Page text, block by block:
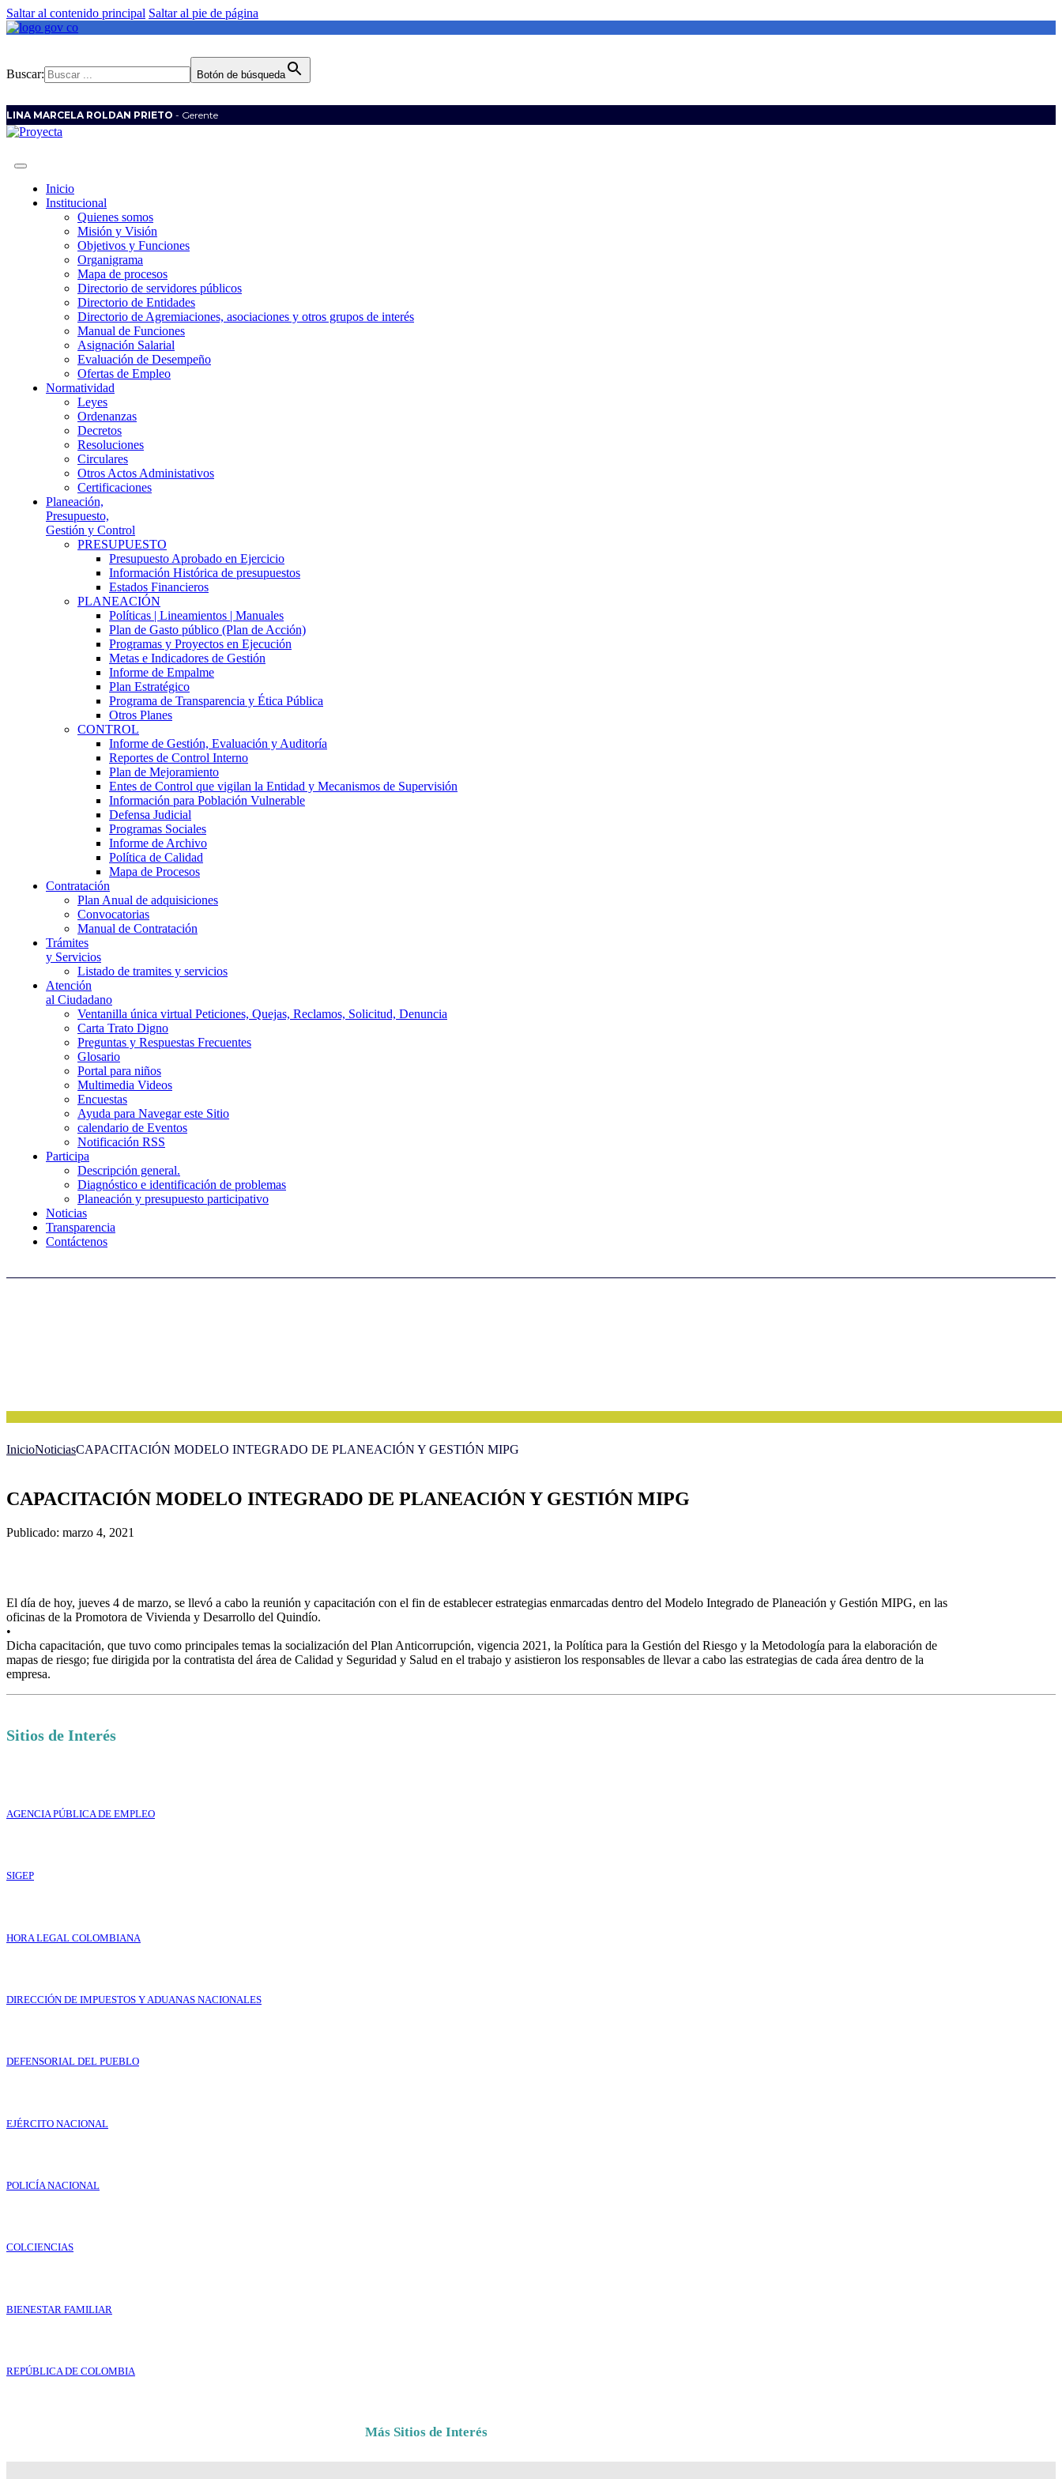
Saltar al contenido principal Saltar al pie de página
Buscar: Botón de búsqueda
LINA MARCELA ROLDAN PRIETO - Gerente
Inicio
Institucional
Quienes somos
Misión y Visión
Objetivos y Funciones
Organigrama
Mapa de procesos
Directorio de servidores públicos
Directorio de Entidades
Directorio de Agremiaciones, asociaciones y otros grupos de interés
Manual de Funciones
Asignación Salarial
Evaluación de Desempeño
Ofertas de Empleo
Normatividad
Leyes
Ordenanzas
Decretos
Resoluciones
Circulares
Otros Actos Administativos
Certificaciones
Planeación,
Presupuesto,
Gestión y Control
PRESUPUESTO
Presupuesto Aprobado en Ejercicio
Información Histórica de presupuestos
Estados Financieros
PLANEACIÓN
Políticas | Lineamientos | Manuales
Plan de Gasto público (Plan de Acción)
Programas y Proyectos en Ejecución
Metas e Indicadores de Gestión
Informe de Empalme
Plan Estratégico
Programa de Transparencia y Ética Pública
Otros Planes
CONTROL
Informe de Gestión, Evaluación y Auditoría
Reportes de Control Interno
Plan de Mejoramiento
Entes de Control que vigilan la Entidad y Mecanismos de Supervisión
Información para Población Vulnerable
Defensa Judicial
Programas Sociales
Informe de Archivo
Política de Calidad
Mapa de Procesos
Contratación
Plan Anual de adquisiciones
Convocatorias
Manual de Contratación
Trámites
y Servicios
Listado de tramites y servicios
Atención
al Ciudadano
Ventanilla única virtual Peticiones, Quejas, Reclamos, Solicitud, Denuncia
Carta Trato Digno
Preguntas y Respuestas Frecuentes
Glosario
Portal para niños
Multimedia Videos
Encuestas
Ayuda para Navegar este Sitio
calendario de Eventos
Notificación RSS
Participa
Descripción general.
Diagnóstico e identificación de problemas
Planeación y presupuesto participativo
Noticias
Transparencia
Contáctenos
InicioNoticiasCAPACITACIÓN MODELO INTEGRADO DE PLANEACIÓN Y GESTIÓN MIPG
CAPACITACIÓN MODELO INTEGRADO DE PLANEACIÓN Y GESTIÓN MIPG
Publicado: marzo 4, 2021
El día de hoy, jueves 4 de marzo, se llevó a cabo la reunión y capacitación con el fin de establecer estrategias enmarcadas dentro del Modelo Integrado de Planeación y Gestión MIPG, en las
oficinas de la Promotora de Vivienda y Desarrollo del Quindío.
•
Dicha capacitación, que tuvo como principales temas la socialización del Plan Anticorrupción, vigencia 2021, la Política para la Gestión del Riesgo y la Metodología para la elaboración de
mapas de riesgo; fue dirigida por la contratista del área de Calidad y Seguridad y Salud en el trabajo y asistieron los responsables de llevar a cabo las estrategias de cada área dentro de la
empresa.
Sitios de Interés
AGENCIA PÚBLICA DE EMPLEO
SIGEP
HORA LEGAL COLOMBIANA
DIRECCIÓN DE IMPUESTOS Y ADUANAS NACIONALES
DEFENSORIAL DEL PUEBLO
EJÉRCITO NACIONAL
POLICÍA NACIONAL
COLCIENCIAS
BIENESTAR FAMILIAR
REPÚBLICA DE COLOMBIA
Más Sitios de Interés